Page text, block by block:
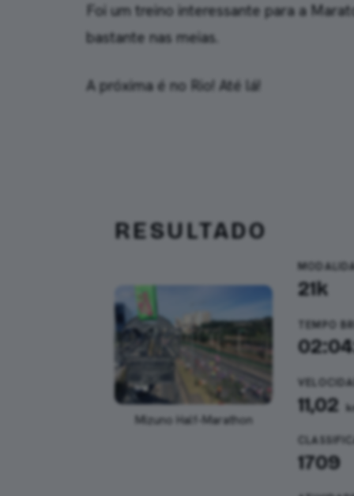
Foi um treino interessante para a
bastante nas meias.
A próxima é no Rio! Até lá!
RESULTADO
Mizuno Half-Marathon
21k
TEMPO
11,02
1709